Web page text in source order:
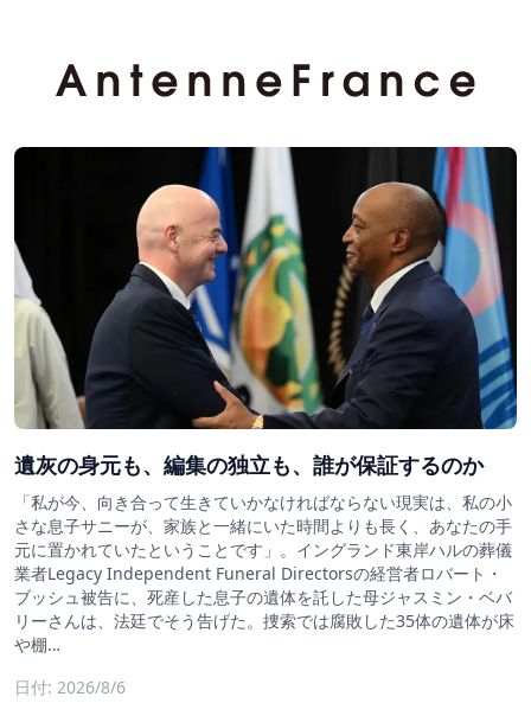
遺灰の身元も、編集の独立も、誰が保証するのか
「私が今、向き合って生きていかなければならない現実は、私の小
さな息子サニーが、家族と一緒にいた時間よりも長く、あなたの手
元に置かれていたということです」。イングランド東岸ハルの葬儀
業者Legacy Independent Funeral Directorsの経営者ロバート・
ブッシュ被告に、死産した息子の遺体を託した母ジャスミン・ベバ
リーさんは、法廷でそう告げた。捜索では腐敗した35体の遺体が床
や棚…
日付: 2026/8/6